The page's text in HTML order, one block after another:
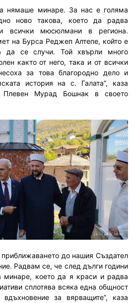
нямаше минаре. За нас е голяма
ново такова, което да радва
всички мюсюлмани в региона.
на Бурса Реджеп Алтепе, който е
да се случи. Той хвърли много
както от него, така и от всички
за това благородно дело и
история на с. Галата”, каза
Плевен Мурад Бошнак в своето
до нашия Създател
Радвам се, че след дълги години
което да я краси и радва
сплотява всяка една общност
за вярващите”, каза